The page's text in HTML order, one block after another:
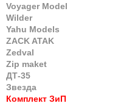
Voyager Model
Wilder
Yahu Models
ZACK ATAK
Zedval
Zip maket
ДТ-35
Звезда
Комплект ЗиП